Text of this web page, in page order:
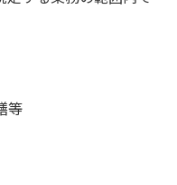
等